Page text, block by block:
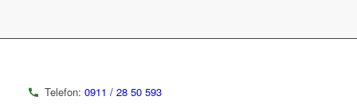
Telefon: 0911 / 28 50 593